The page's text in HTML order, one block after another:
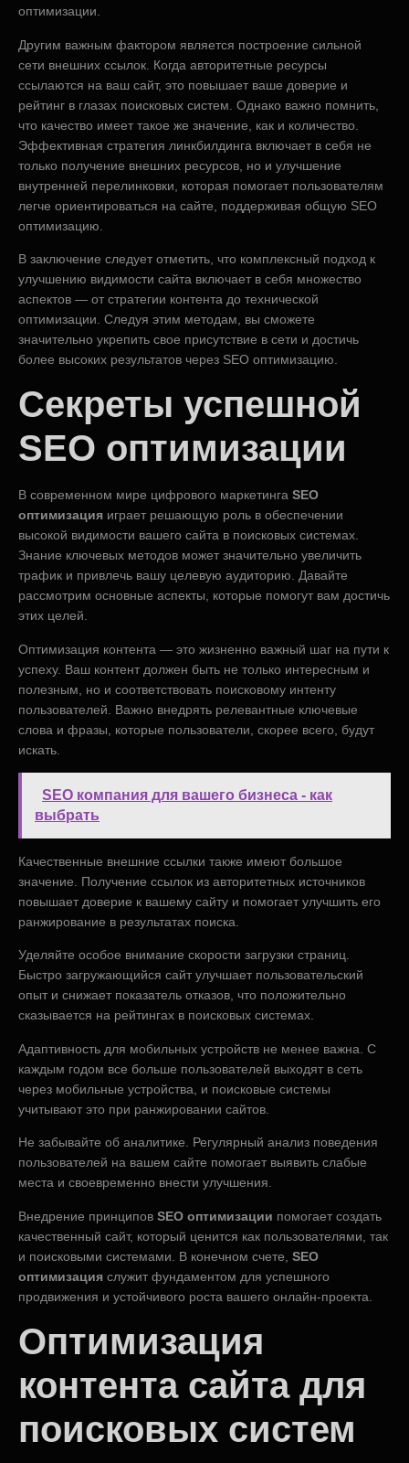
оптимизации.
Другим важным фактором является построение сильной
сети внешних ссылок. Когда авторитетные ресурсы
ссылаются на ваш сайт, это повышает ваше доверие и
рейтинг в глазах поисковых систем. Однако важно помнить,
что качество имеет такое же значение, как и количество.
Эффективная стратегия линкбилдинга включает в себя не
только получение внешних ресурсов, но и улучшение
внутренней перелинковки, которая помогает пользователям
легче ориентироваться на сайте, поддерживая общую SEO
оптимизацию.
В заключение следует отметить, что комплексный подход к
улучшению видимости сайта включает в себя множество
аспектов — от стратегии контента до технической
оптимизации. Следуя этим методам, вы сможете
значительно укрепить свое присутствие в сети и достичь
более высоких результатов через SEO оптимизацию.
Секреты успешной
SEO оптимизации
В современном мире цифрового маркетинга SEO
оптимизация играет решающую роль в обеспечении
высокой видимости вашего сайта в поисковых системах.
Знание ключевых методов может значительно увеличить
трафик и привлечь вашу целевую аудиторию. Давайте
рассмотрим основные аспекты, которые помогут вам достичь
этих целей.
Оптимизация контента — это жизненно важный шаг на пути к
успеху. Ваш контент должен быть не только интересным и
полезным, но и соответствовать поисковому интенту
пользователей. Важно внедрять релевантные ключевые
слова и фразы, которые пользователи, скорее всего, будут
искать.
SEO компания для вашего бизнеса - как
выбрать
Качественные внешние ссылки также имеют большое
значение. Получение ссылок из авторитетных источников
повышает доверие к вашему сайту и помогает улучшить его
ранжирование в результатах поиска.
Уделяйте особое внимание скорости загрузки страниц.
Быстро загружающийся сайт улучшает пользовательский
опыт и снижает показатель отказов, что положительно
сказывается на рейтингах в поисковых системах.
Адаптивность для мобильных устройств не менее важна. С
каждым годом все больше пользователей выходят в сеть
через мобильные устройства, и поисковые системы
учитывают это при ранжировании сайтов.
Не забывайте об аналитике. Регулярный анализ поведения
пользователей на вашем сайте помогает выявить слабые
места и своевременно внести улучшения.
Внедрение принципов SEO оптимизации помогает создать
качественный сайт, который ценится как пользователями, так
и поисковыми системами. В конечном счете, SEO
оптимизация служит фундаментом для успешного
продвижения и устойчивого роста вашего онлайн-проекта.
Оптимизация
контента сайта для
поисковых систем